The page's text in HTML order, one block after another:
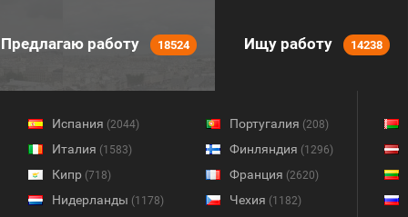
Предлагаю работу 18524 Ищу работу 14238
Испания (2044)
Италия (1583)
Кипр (718)
Нидерланды (1178)
Португалия (208)
Финляндия (1296)
Франция (2620)
Чехия (1182)